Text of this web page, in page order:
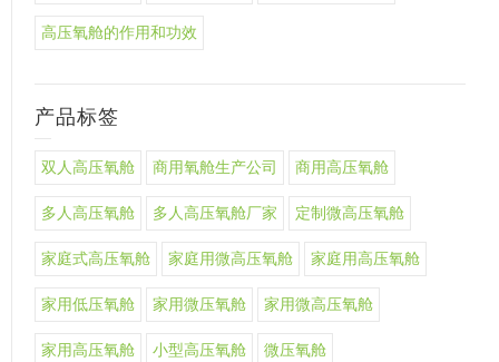
高压氧舱的作用和功效
产品标签
双人高压氧舱 商用氧舱生产公司 商用高压氧舱
多人高压氧舱 多人高压氧舱厂家 定制微高压氧舱
家庭式高压氧舱 家庭用微高压氧舱 家庭用高压氧舱
家用低压氧舱 家用微压氧舱 家用微高压氧舱
家用高压氧舱 小型高压氧舱 微压氧舱